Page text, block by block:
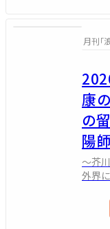
月刊「
康
の
陽
～芥
外界